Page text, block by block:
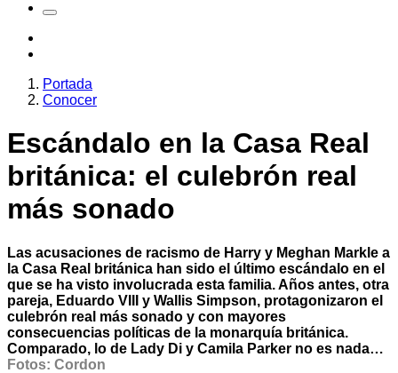
Portada
Conocer
Escándalo en la Casa Real
británica: el culebrón real
más sonado
Las acusaciones de racismo de Harry y Meghan Markle a
la Casa Real británica han sido el último escándalo en el
que se ha visto involucrada esta familia. Años antes, otra
pareja, Eduardo VIII y Wallis Simpson, protagonizaron el
culebrón real más sonado y con mayores
consecuencias políticas de la monarquía británica.
Comparado, lo de Lady Di y Camila Parker no es nada…
Fotos: Cordon